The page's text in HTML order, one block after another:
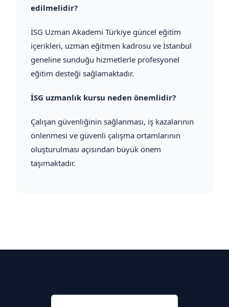
edilmelidir?
İSG Uzman Akademi Türkiye güncel eğitim
içerikleri, uzman eğitmen kadrosu ve İstanbul
geneline sunduğu hizmetlerle profesyonel
eğitim desteği sağlamaktadır.
İSG uzmanlık kursu neden önemlidir?
Çalışan güvenliğinin sağlanması, iş kazalarının
önlenmesi ve güvenli çalışma ortamlarının
oluşturulması açısından büyük önem
taşımaktadır.